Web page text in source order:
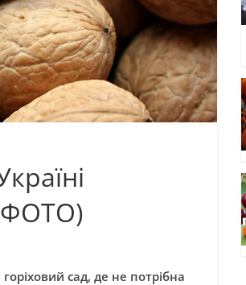
сад, де не потрібна